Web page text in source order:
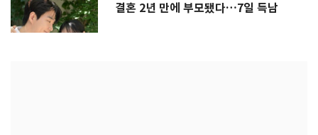
결혼 2년 만에 부모됐다…7일 득남